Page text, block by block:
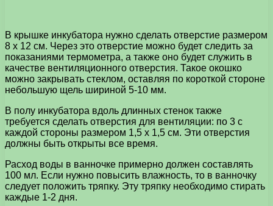
В крышке инкубатора нужно сделать отверстие размером
8 х 12 см. Через это отверстие можно будет следить за
показаниями термометра, а также оно будет служить в
качестве вентиляционного отверстия. Такое окошко
можно закрывать стеклом, оставляя по короткой стороне
небольшую щель шириной 5-10 мм.
В полу инкубатора вдоль длинных стенок также
требуется сделать отверстия для вентиляции: по 3 с
каждой стороны размером 1,5 х 1,5 см. Эти отверстия
должны быть открыты все время.
Расход воды в ванночке примерно должен составлять
100 мл. Если нужно повысить влажность, то в ванночку
следует положить тряпку. Эту тряпку необходимо стирать
каждые 1-2 дня.